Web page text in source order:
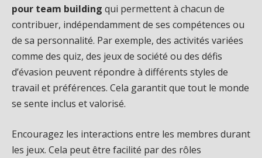
pour team building qui permettent à chacun de
contribuer, indépendamment de ses compétences ou
de sa personnalité. Par exemple, des activités variées
comme des quiz, des jeux de société ou des défis
d’évasion peuvent répondre à différents styles de
travail et préférences. Cela garantit que tout le monde
se sente inclus et valorisé.
Encouragez les interactions entre les membres durant
les jeux. Cela peut être facilité par des rôles